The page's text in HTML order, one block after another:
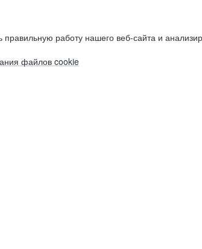
работу нашего веб-сайта и
файлов cookie